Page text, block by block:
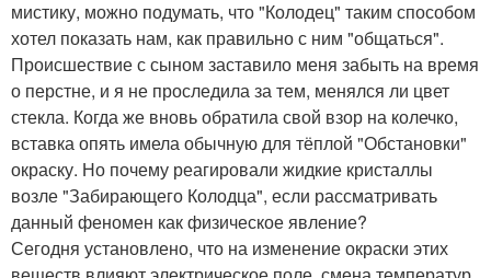
мистику, можно подумать, что "Колодец" таким способом
хотел показать нам, как правильно с ним "общаться".
Происшествие с сыном заставило меня забыть на время
о перстне, и я не проследила за тем, менялся ли цвет
стекла. Когда же вновь обратила свой взор на колечко,
вставка опять имела обычную для тёплой "Обстановки"
окраску. Но почему реагировали жидкие кристаллы
возле "Забирающего Колодца", если рассматривать
данный феномен как физическое явление?
Сегодня установлено, что на изменение окраски этих